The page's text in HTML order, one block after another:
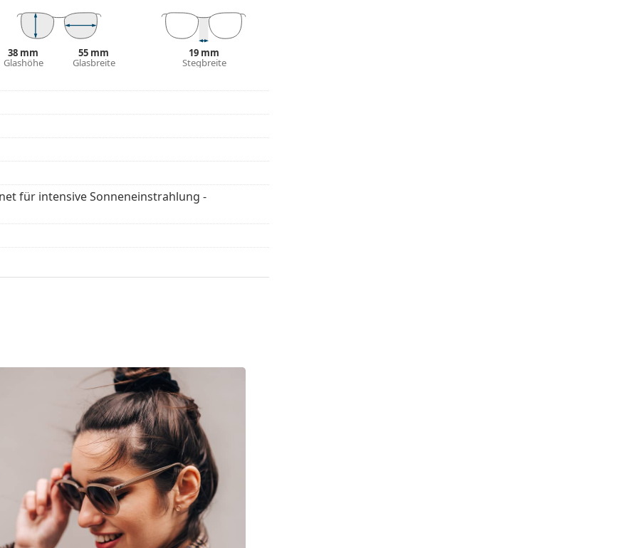
vor Sonnenlicht bietet. Die Gläser der
3 (Lichtdurchlässig­keit 8 – 18% ). Sie sind
Stadt geeignet.
des Etuis und sein Design können
der Sonnenbrille. Einige Modelle können
, um weitere Modelle beliebter Marken zu
38 mm
Glashöhe
55 mm
Glasbreite
19 mm
Stegbreite
für intensive Sonneneinstrahlung -